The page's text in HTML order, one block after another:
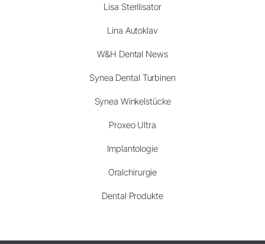
Lisa Sterilisator
Lina Autoklav
W&H Dental News
Synea Dental Turbinen
Synea Winkelstücke
Proxeo Ultra
Implantologie
Oralchirurgie
Dental Produkte